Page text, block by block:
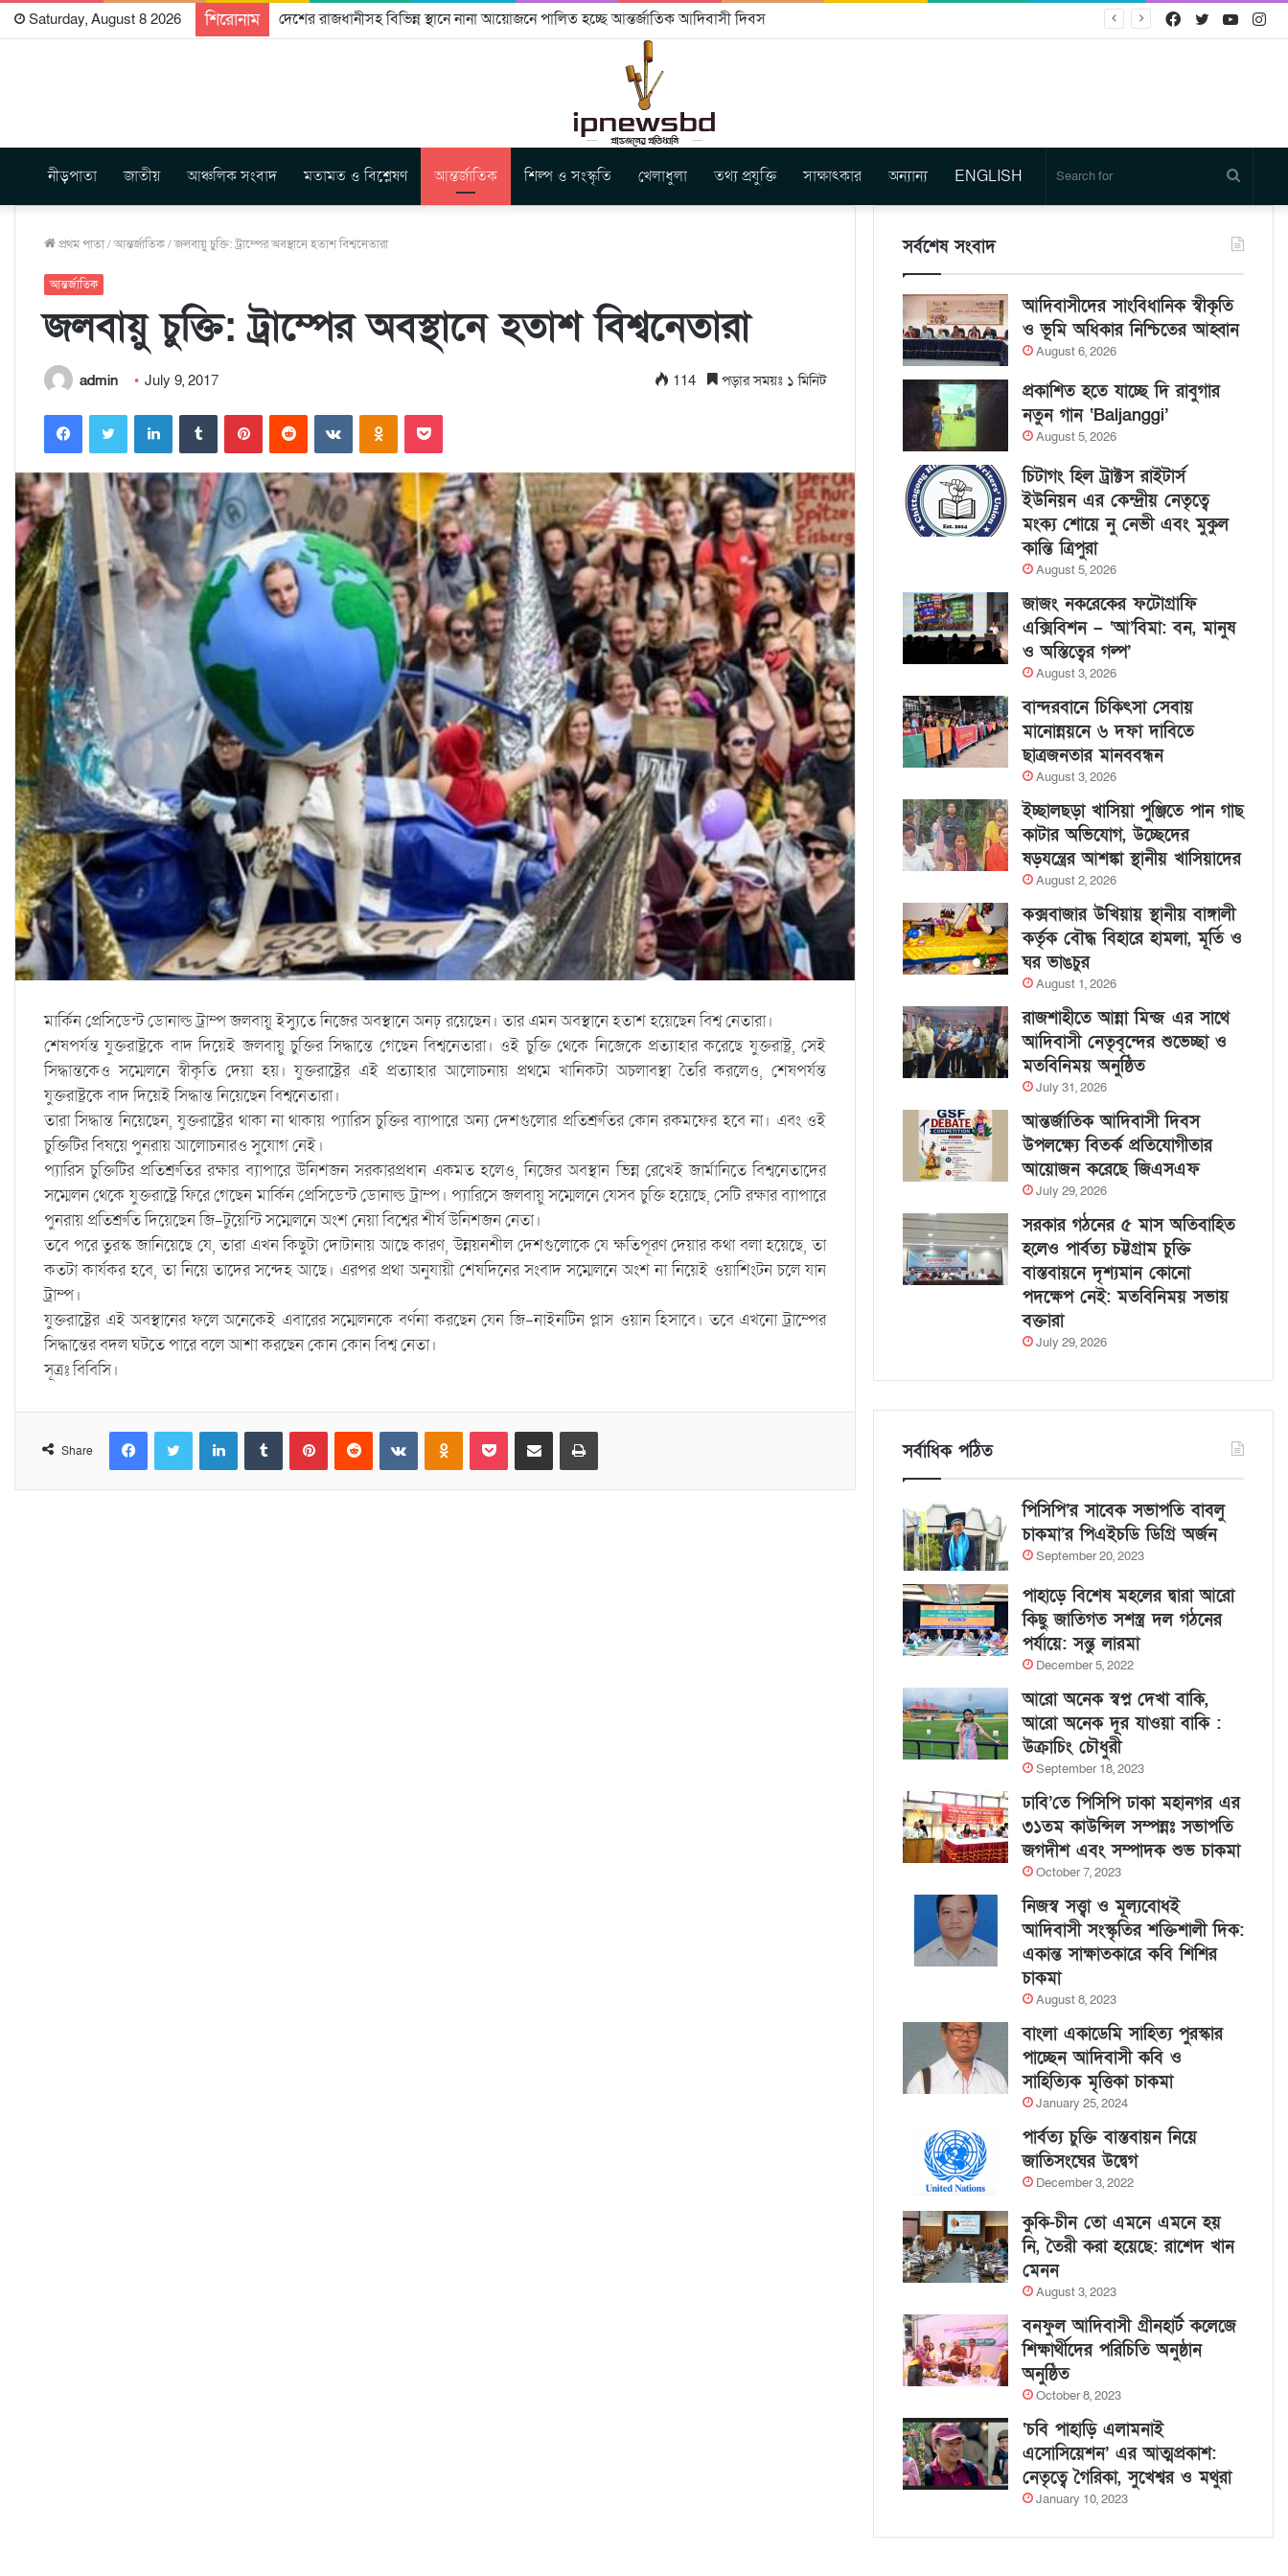
Saturday, August 8 2026 শিরোনাম আদিবাসীদের সাংবিধানিক স্বীকৃতি ও ভূমি অধিকার নিশ্চিতের আহ্বান Twitter
Facebook
নীড়পাতা জাতীয় আঞ্চলিক সংবাদ মতামত ও বিশ্লেষণ আন্তর্জাতিক শিল্প ও সংস্কৃতি খেলাধুলা তথ্য প্রযুক্তি সাক্ষাৎকার অন্যান্য ENGLISH
for
প্রথম পাতা/আন্তর্জাতিক/জলবায়ু চুক্তি: ট্রাম্পের অবস্থানে হতাশ বিশ্বনেতারা
আন্তর্জাতিক
জলবায়ু চুক্তি: ট্রাম্পের অবস্থানে হতাশ বিশ্বনেতারা
admin July 9, 2017 114 পড়ার সময়ঃ ১ মিনিট
মার্কিন প্রেসিডেন্ট ডোনাল্ড ট্রাম্প জলবায়ু ইস্যুতে নিজের অবস্থানে অনঢ় রয়েছেন। তার এমন অবস্থানে হতাশ হয়েছেন বিশ্ব নেতারা।
শেষপর্যন্ত যুক্তরাষ্ট্রকে বাদ দিয়েই জলবায়ু চুক্তির সিদ্ধান্তে গেছেন বিশ্বনেতারা। ওই চুক্তি থেকে নিজেকে প্রত্যাহার করেছে যুক্তরাষ্ট্র, সেই
সিদ্ধান্তকেও সম্মেলনে স্বীকৃতি দেয়া হয়। যুক্তরাষ্ট্রের এই প্রত্যাহার আলোচনায় প্রথমে খানিকটা অচলাবস্থা তৈরি করলেও, শেষপর্যন্ত
যুক্তরাষ্ট্রকে বাদ দিয়েই সিদ্ধান্ত নিয়েছেন বিশ্বনেতারা।
তারা সিদ্ধান্ত নিয়েছেন, যুক্তরাষ্ট্রের থাকা না থাকায় প্যারিস চুক্তির ব্যাপারে অন্য দেশগুলোর প্রতিশ্রুতির কোন রকমফের হবে না। এবং ওই
চুক্তিটির বিষয়ে পুনরায় আলোচনারও সুযোগ নেই।
প্যারিস চুক্তিটির প্রতিশ্রুতির রক্ষার ব্যাপারে উনিশজন সরকারপ্রধান একমত হলেও, নিজের অবস্থান ভিন্ন রেখেই জার্মানিতে বিশ্বনেতাদের
সম্মেলন থেকে যুক্তরাষ্ট্রে ফিরে গেছেন মার্কিন প্রেসিডেন্ট ডোনাল্ড ট্রাম্প। প্যারিসে জলবায়ু সম্মেলনে যেসব চুক্তি হয়েছে, সেটি রক্ষার ব্যাপারে
পুনরায় প্রতিশ্রুতি দিয়েছেন জি-টুয়েন্টি সম্মেলনে অংশ নেয়া বিশ্বের শীর্ষ উনিশজন নেতা।
তবে পরে তুরস্ক জানিয়েছে যে, তারা এখন কিছুটা দোটানায় আছে কারণ, উন্নয়নশীল দেশগুলোকে যে ক্ষতিপূরণ দেয়ার কথা বলা হয়েছে, তা
কতটা কার্যকর হবে, তা নিয়ে তাদের সন্দেহ আছে। এরপর প্রথা অনুযায়ী শেষদিনের সংবাদ সম্মেলনে অংশ না নিয়েই ওয়াশিংটন চলে যান
ট্রাম্প।
যুক্তরাষ্ট্রের এই অবস্থানের ফলে অনেকেই এবারের সম্মেলনকে বর্ণনা করছেন যেন জি-নাইনটিন প্লাস ওয়ান হিসাবে। তবে এখনো ট্রাম্পের
সিদ্ধান্তের বদল ঘটতে পারে বলে আশা করছেন কোন কোন বিশ্ব নেতা।
সূত্রঃ বিবিসি।
Share
সর্বশেষ সংবাদ
আদিবাসীদের সাংবিধানিক স্বীকৃতি
ও ভূমি অধিকার নিশ্চিতের আহ্বান
August 6, 2026
প্রকাশিত হতে যাচ্ছে দি রাবুগার
নতুন গান ‘Baljanggi’
August 5, 2026
চিটাগং হিল ট্রাক্টস রাইটার্স
ইউনিয়ন এর কেন্দ্রীয় নেতৃত্বে
মংক্য শোয়ে নু নেভী এবং মুকুল
কান্তি ত্রিপুরা
August 5, 2026
জাজং নকরেকের ফটোগ্রাফি
এক্সিবিশন – ‘আ’বিমা: বন, মানুষ
ও অস্তিত্বের গল্প’
August 3, 2026
বান্দরবানে চিকিৎসা সেবায়
মানোন্নয়নে ৬ দফা দাবিতে
ছাত্রজনতার মানববন্ধন
August 3, 2026
ইচ্ছালছড়া খাসিয়া পুঞ্জিতে পান গাছ
কাটার অভিযোগ, উচ্ছেদের
ষড়যন্ত্রের আশঙ্কা স্থানীয় খাসিয়াদের
August 2, 2026
কক্সবাজার উখিয়ায় স্থানীয় বাঙ্গালী
কর্তৃক বৌদ্ধ বিহারে হামলা, মূর্তি ও
ঘর ভাঙচুর
August 1, 2026
রাজশাহীতে আন্না মিন্জ এর সাথে
আদিবাসী নেতৃবৃন্দের শুভেচ্ছা ও
মতবিনিময় অনুষ্ঠিত
July 31, 2026
আন্তর্জাতিক আদিবাসী দিবস
উপলক্ষ্যে বিতর্ক প্রতিযোগীতার
আয়োজন করেছে জিএসএফ
July 29, 2026
সরকার গঠনের ৫ মাস অতিবাহিত
হলেও পার্বত্য চট্টগ্রাম চুক্তি
বাস্তবায়নে দৃশ্যমান কোনো
পদক্ষেপ নেই: মতবিনিময় সভায়
বক্তারা
July 29, 2026
সর্বাধিক পঠিত
পিসিপি’র সাবেক সভাপতি বাবলু
চাকমা’র পিএইচডি ডিগ্রি অর্জন
September 20, 2023
পাহাড়ে বিশেষ মহলের দ্বারা আরো
কিছু জাতিগত সশস্ত্র দল গঠনের
পর্যায়ে: সন্তু লারমা
December 5, 2022
আরো অনেক স্বপ্ন দেখা বাকি,
আরো অনেক দূর যাওয়া বাকি :
উক্রাচিং চৌধুরী
September 18, 2023
ঢাবি’তে পিসিপি ঢাকা মহানগর এর
৩১তম কাউন্সিল সম্পন্নঃ সভাপতি
জগদীশ এবং সম্পাদক শুভ চাকমা
October 7, 2023
নিজস্ব সত্ত্বা ও মূল্যবোধই
আদিবাসী সংস্কৃতির শক্তিশালী দিক:
একান্ত সাক্ষাতকারে কবি শিশির
চাকমা
August 8, 2023
বাংলা একাডেমি সাহিত্য পুরস্কার
পাচ্ছেন আদিবাসী কবি ও
সাহিত্যিক মৃত্তিকা চাকমা
January 25, 2024
পার্বত্য চুক্তি বাস্তবায়ন নিয়ে
জাতিসংঘের উদ্বেগ
December 3, 2022
কুকি-চীন তো এমনে এমনে হয়
নি, তৈরী করা হয়েছে: রাশেদ খান
মেনন
August 3, 2023
বনফুল আদিবাসী গ্রীনহার্ট কলেজে
শিক্ষার্থীদের পরিচিতি অনুষ্ঠান
অনুষ্ঠিত
October 8, 2023
‘চবি পাহাড়ি এলামনাই
এসোসিয়েশন’ এর আত্মপ্রকাশ:
নেতৃত্বে গৈরিকা, সুখেশ্বর ও মথুরা
January 10, 2023